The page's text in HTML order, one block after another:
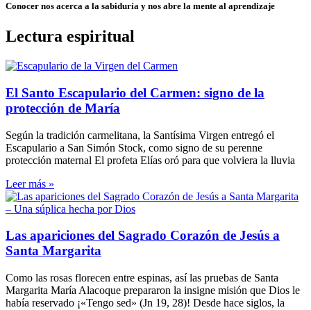
Conocer nos acerca a la sabiduría y nos abre la mente al aprendizaje
Lectura espiritual
El Santo Escapulario del Carmen: signo de la
protección de María
Según la tradición carmelitana, la Santísima Virgen entregó el
Escapulario a San Simón Stock, como signo de su perenne
protección maternal El profeta Elías oró para que volviera la lluvia
Leer más »
Las apariciones del Sagrado Corazón de Jesús a
Santa Margarita
Como las rosas florecen entre espinas, así las pruebas de Santa
Margarita María Alacoque prepararon la insigne misión que Dios le
había reservado ¡«Tengo sed» (Jn 19, 28)! Desde hace siglos, la